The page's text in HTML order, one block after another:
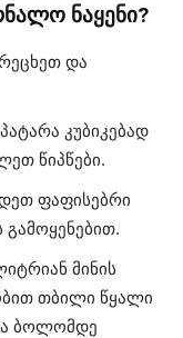
ნაყენი?
და
კუბიკებად
წიპწები.
ფაფისებრი
გამოყენებით.
მინის
თბილი წყალი
ბოლომდე